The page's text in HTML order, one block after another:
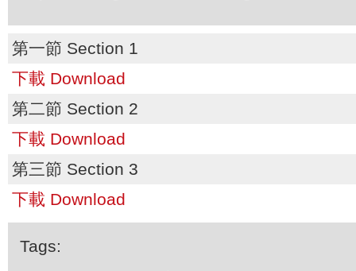
第一節 Section 1
下載 Download
第二節 Section 2
下載 Download
第三節 Section 3
下載 Download
Tags: